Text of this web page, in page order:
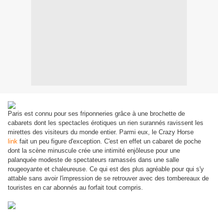
Paris est connu pour ses friponneries grâce à une brochette de
cabarets dont les spectacles érotiques un rien surannés ravissent les
mirettes des visiteurs du monde entier. Parmi eux, le Crazy Horse
link fait un peu figure d'exception. C'est en effet un cabaret de poche
dont la scène minuscule crée une intimité enjôleuse pour une
palanquée modeste de spectateurs ramassés dans une salle
rougeoyante et chaleureuse. Ce qui est des plus agréable pour qui s'y
attable sans avoir l'impression de se retrouver avec des tombereaux de
touristes en car abonnés au forfait tout compris.